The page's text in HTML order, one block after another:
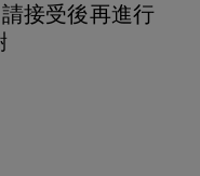
接受後再進行